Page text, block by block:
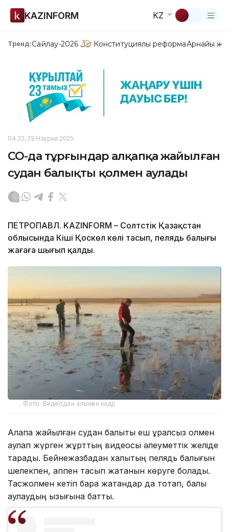
KAZINFORM KZ
Тренд:Сайлау-2026 Конституциялық реформаАрнайы
04:32, 29 Наурыз 2025
СҚО-да тұрғындар алқапқа жайылған
судан балықты қолмен аулады
ПЕТРОПАВЛ. KAZINFORM – Солтүстік Қазақстан
облысында Кіші Қоскөл көлі тасып, пелядь балығы
жағаға шығып қалды.
Фото: Видеодан алынған кадр
Алқапқа жайылған судан балықты еш құралсыз қолмен
аулап жүрген жұрттың видеосы әлеуметтік желіде
тарады. Бейнежазбадан халықтың пелядь балығын
шелекпен, қаппен тасып жатқанын көруге болады.
Тасжолмен кетіп бара жатқандар да тоқтап, балық
аулаудың қызығына батты.